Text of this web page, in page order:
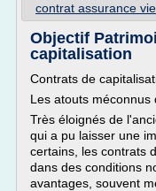
contrat assurance vie
Objectif
capitalisation
Contrats de
Les atouts méconnus
Très éloignés de
qui a pu laisser une
certains, les contrats
dans des conditions
avantages, souvent